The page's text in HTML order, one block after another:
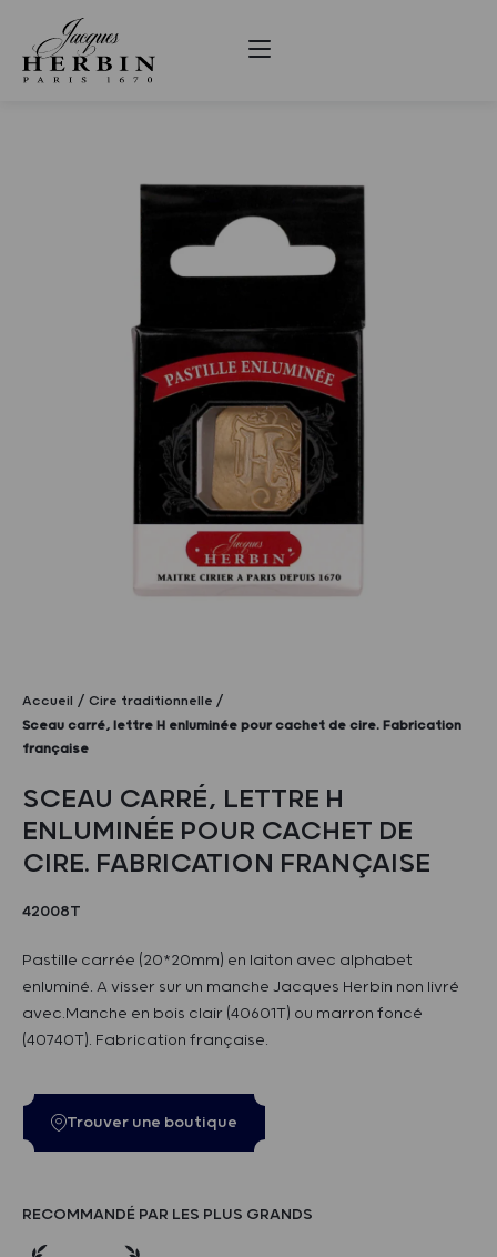
Accueil
Cire traditionnelle
Sceau carré, lettre H enluminée pour cachet de cire. Fabrication
française
SCEAU CARRÉ, LETTRE H
ENLUMINÉE POUR CACHET DE
CIRE. FABRICATION FRANÇAISE
42008T
Pastille carrée (20*20mm) en laiton avec alphabet
enluminé. A visser sur un manche Jacques Herbin non livré
avec.Manche en bois clair (40601T) ou marron foncé
(40740T). Fabrication française.
Trouver une boutique
RECOMMANDÉ PAR LES PLUS GRANDS